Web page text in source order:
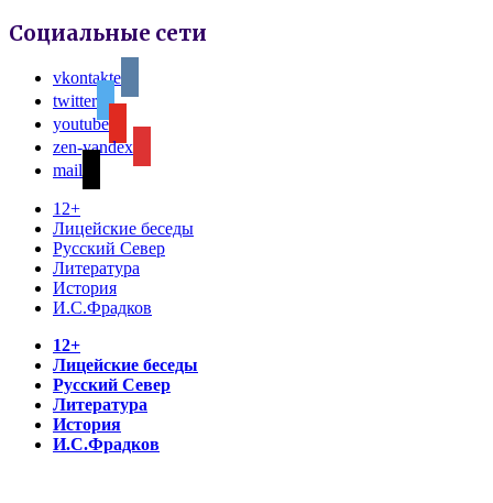
Социальные сети
vkontakte
twitter
youtube
zen-yandex
mail
12+
Лицейские беседы
Русский Север
Литература
История
И.С.Фрадков
12+
Лицейские беседы
Русский Север
Литература
История
И.С.Фрадков